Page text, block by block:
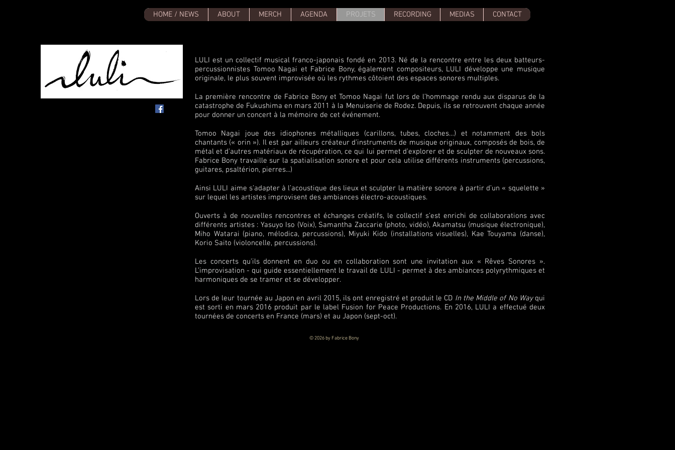
HOME / NEWS ABOUT MERCH AGENDA PROJETS RECORDING MEDIAS CONTACT
LULI est un collectif musical franco-japonais fondé en 2013. Né de la rencontre entre les deux batteurs-
percussionnistes Tomoo Nagai et Fabrice Bony, également compositeurs, LULI développe une musique
originale, le plus souvent improvisée où les rythmes côtoient des espaces sonores multiples.
La première rencontre de Fabrice Bony et Tomoo Nagai fut lors de l’hommage rendu aux disparus de la
catastrophe de Fukushima en mars 2011 à la Menuiserie de Rodez. Depuis, ils se retrouvent chaque année
pour donner un concert à la mémoire de cet événement.
Tomoo Nagai joue des idiophones métalliques (carillons, tubes, cloches…) et notamment des bols
chantants (« orin »). Il est par ailleurs créateur d’instruments de musique originaux, composés de bois, de
métal et d’autres matériaux de récupération, ce qui lui permet d’explorer et de sculpter de nouveaux sons.
Fabrice Bony travaille sur la spatialisation sonore et pour cela utilise différents instruments (percussions,
guitares, psaltérion, pierres...)
Ainsi LULI aime s’adapter à l’acoustique des lieux et sculpter la matière sonore à partir d’un « squelette »
sur lequel les artistes improvisent des ambiances électro-acoustiques.
Ouverts à de nouvelles rencontres et échanges créatifs, le collectif s’est enrichi de collaborations avec
différents artistes : Yasuyo Iso (Voix), Samantha Zaccarie (photo, vidéo), Akamatsu (musique électronique),
Miho Watarai (piano, mélodica, percussions), Miyuki Kido (installations visuelles), Kae Touyama (danse),
Korio Saito (violoncelle, percussions).
Les concerts qu’ils donnent en duo ou en collaboration sont une invitation aux « Rêves Sonores ».
L’improvisation - qui guide essentiellement le travail de LULI - permet à des ambiances polyrythmiques et
harmoniques de se tramer et se développer.
Lors de leur tournée au Japon en avril 2015, ils ont enregistré et produit le CD In the Middle of No Wayqui
est sorti en mars 2016 produit par le label Fusion for Peace Productions. En 2016, LULI a effectué deux
tournées de concerts en France (mars) et au Japon (sept-oct).
© 2026 by Fabrice Bony